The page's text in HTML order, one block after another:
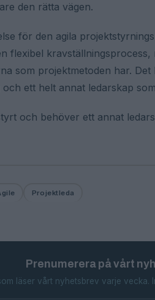
den rätta vägen.
för den agila
flexibel
som projektmetoden har.
ett helt annat ledarskap
och behöver ett annat
Projektleda
Prenumerera på vårt
läser vårt nyhetsbrev varje vecka.